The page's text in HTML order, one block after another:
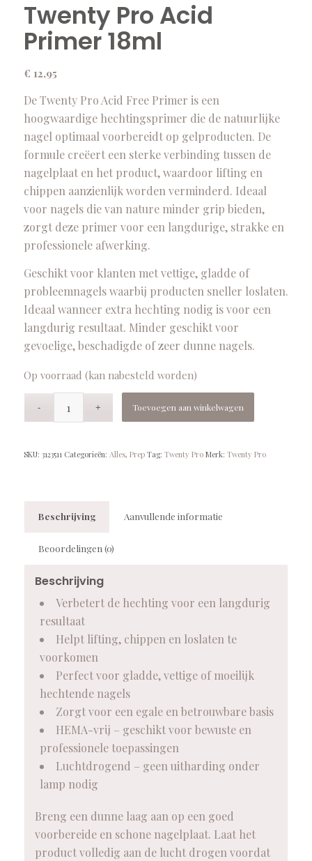
Twenty Pro Acid
Primer 18ml
€ 12,95
De Twenty Pro Acid Free Primer is een
hoogwaardige hechtingsprimer die de natuurlijke
nagel optimaal voorbereidt op gelproducten. De
formule creëert een sterke verbinding tussen de
nagelplaat en het product, waardoor lifting en
chippen aanzienlijk worden verminderd. Ideaal
voor nagels die van nature minder grip bieden,
zorgt deze primer voor een langdurige, strakke en
professionele afwerking.
Geschikt voor klanten met vettige, gladde of
probleemnagels waarbij producten sneller loslaten.
Ideaal wanneer extra hechting nodig is voor een
langdurig resultaat. Minder geschikt voor
gevoelige, beschadigde of zeer dunne nagels.
Op voorraad (kan nabesteld worden)
Toevoegen aan winkelwagen
SKU: 3123511 Categorieën: Alles, Prep Tag: Twenty Pro Merk: Twenty Pro
Beschrijving Aanvullende informatie
Beoordelingen (0)
Beschrijving
Verbetert de hechting voor een langdurig
resultaat
Helpt lifting, chippen en loslaten te
voorkomen
Perfect voor gladde, vettige of moeilijk
hechtende nagels
Zorgt voor een egale en betrouwbare basis
HEMA-vrij – geschikt voor bewuste en
professionele toepassingen
Luchtdrogend – geen uitharding onder
lamp nodig
Breng een dunne laag aan op een goed
voorbereide en schone nagelplaat. Laat het
product volledig aan de lucht drogen voordat